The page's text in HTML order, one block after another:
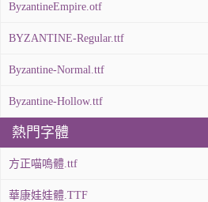
ByzantineEmpire.otf
BYZANTINE-Regular.ttf
Byzantine-Normal.ttf
Byzantine-Hollow.ttf
熱門字體
方正喵嗚體.ttf
華康娃娃體.TTF